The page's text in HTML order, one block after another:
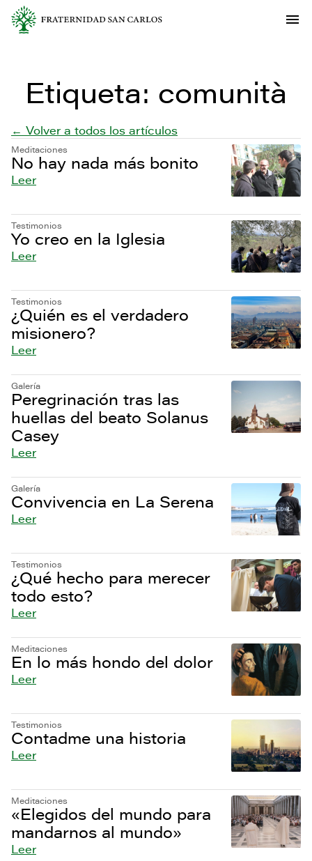
Etiqueta: comunità
← Volver a todos los artículos
Meditaciones
No hay nada más bonito
Leer
Testimonios
Yo creo en la Iglesia
Leer
Testimonios
¿Quién es el verdadero
misionero?
Leer
Galería
Peregrinación tras las
huellas del beato Solanus
Casey
Leer
Galería
Convivencia en La Serena
Leer
Testimonios
¿Qué hecho para merecer
todo esto?
Leer
Meditaciones
En lo más hondo del dolor
Leer
Testimonios
Contadme una historia
Leer
Meditaciones
«Elegidos del mundo para
mandarnos al mundo»
Leer